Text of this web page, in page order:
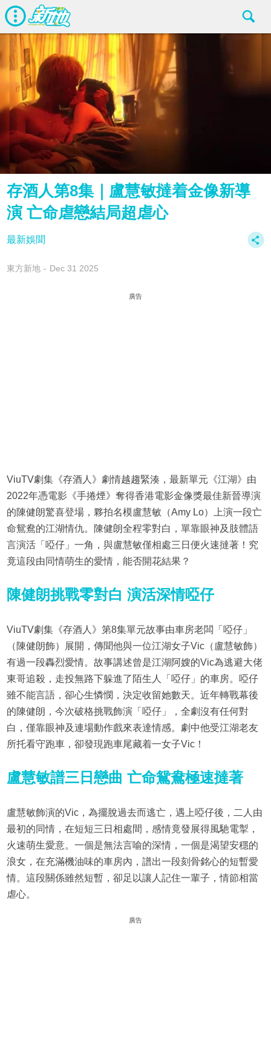
存酒人第8集｜盧慧敏撻着金像新導
演 亡命虐戀結局超虐心
最新娛聞
東方新地 Dec 31 2025
廣告
ViuTV劇集《存酒人》劇情越趨緊湊，最新單元《江湖》由
2022年憑電影《手捲煙》奪得香港電影金像獎最佳新晉導演
的陳健朗驚喜登場，夥拍名模盧慧敏（Amy Lo）上演一段亡
命鴛鴦的江湖情仇。陳健朗全程零對白，單靠眼神及肢體語
言演活「啞仔」一角，與盧慧敏僅相處三日便火速撻著！究
竟這段由同情萌生的愛情，能否開花結果？
陳健朗挑戰零對白 演活深情啞仔
ViuTV劇集《存酒人》第8集單元故事由車房老闆「啞仔」
（陳健朗飾）展開，傳聞他與一位江湖女子Vic（盧慧敏飾）
有過一段轟烈愛情。故事講述曾是江湖阿嫂的Vic為逃避大佬
東哥追殺，走投無路下躲進了陌生人「啞仔」的車房。啞仔
雖不能言語，卻心生憐憫，決定收留她數天。近年轉戰幕後
的陳健朗，今次破格挑戰飾演「啞仔」，全劇沒有任何對
白，僅靠眼神及連場動作戲來表達情感。劇中他受江湖老友
所托看守跑車，卻發現跑車尾藏着一女子Vic！
盧慧敏譜三日戀曲 亡命鴛鴦極速撻著
盧慧敏飾演的Vic，為擺脫過去而逃亡，遇上啞仔後，二人由
最初的同情，在短短三日相處間，感情竟發展得風馳電掣，
火速萌生愛意。一個是無法言喻的深情，一個是渴望安穩的
浪女，在充滿機油味的車房內，譜出一段刻骨銘心的短暫愛
情。這段關係雖然短暫，卻足以讓人記住一輩子，情節相當
虐心。
廣告